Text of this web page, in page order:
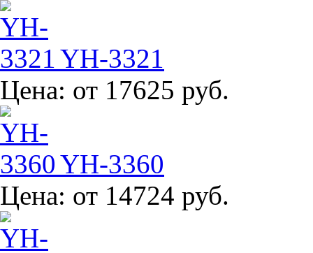
YH-3321
Цена: от 17625 руб.
YH-3360
Цена: от 14724 руб.